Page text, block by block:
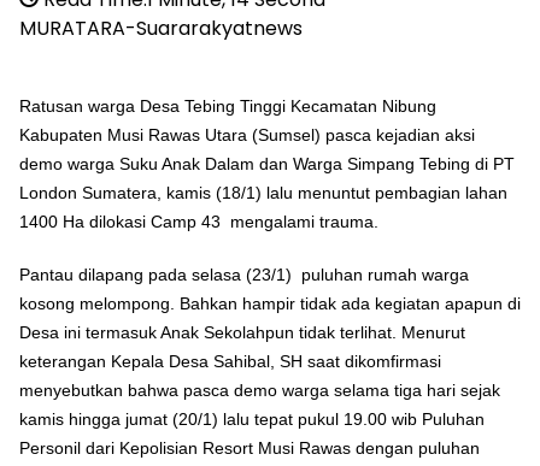
MURATARA-Suararakyatnews
Ratusan warga Desa Tebing Tinggi Kecamatan Nibung
Kabupaten Musi Rawas Utara (Sumsel) pasca kejadian aksi
demo warga Suku Anak Dalam dan Warga Simpang Tebing di PT
London Sumatera, kamis (18/1) lalu menuntut pembagian lahan
1400 Ha dilokasi Camp 43 mengalami trauma.
Pantau dilapang pada selasa (23/1) puluhan rumah warga
kosong melompong. Bahkan hampir tidak ada kegiatan apapun di
Desa ini termasuk Anak Sekolahpun tidak terlihat. Menurut
keterangan Kepala Desa Sahibal, SH saat dikomfirmasi
menyebutkan bahwa pasca demo warga selama tiga hari sejak
kamis hingga jumat (20/1) lalu tepat pukul 19.00 wib Puluhan
Personil dari Kepolisian Resort Musi Rawas dengan puluhan